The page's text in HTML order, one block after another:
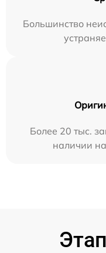
Большинство
Более 20 тыс.
наличии